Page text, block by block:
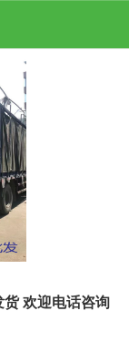
货 欢迎电话咨询